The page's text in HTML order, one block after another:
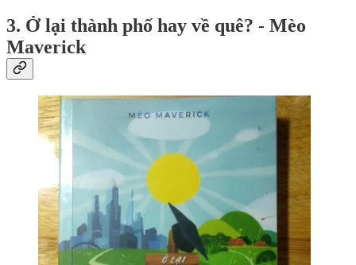
3. Ở lại thành phố hay về quê? - Mèo
Maverick